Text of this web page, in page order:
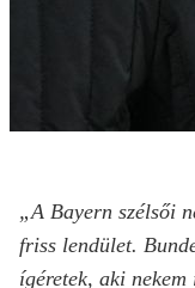
„A Bayern szélsői
friss lendület.
ígéretek, aki